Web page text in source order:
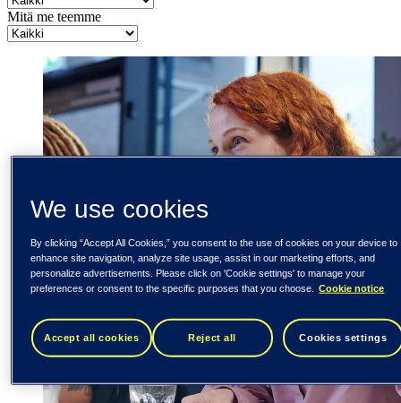
Mitä me teemme
We use cookies
By clicking “Accept All Cookies,” you consent to the use of cookies on your device to
enhance site navigation, analyze site usage, assist in our marketing efforts, and
personalize advertisements. Please click on 'Cookie settings' to manage your
preferences or consent to the specific purposes that you choose.
Cookie notice
Accept all cookies Reject all Cookies settings